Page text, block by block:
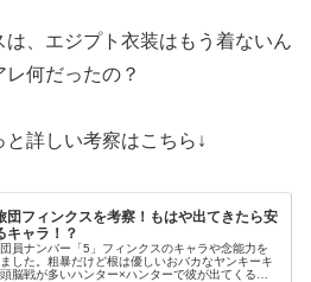
、エジプト衣装はもう着ないん
何だったの？
詳しい考察はこちら↓
団フィンクスを考察！もはや出てきたら安
キャラ！？
員ナンバー「5」フィンクスのキャラや念能力を
した。粗暴だけど根は優しいおバカなヤンキーキ
脳戦が多いハンター×ハンターで彼が出てくると